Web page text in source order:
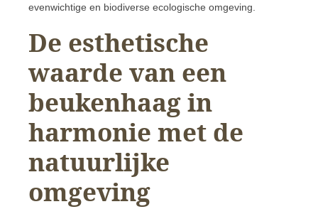
evenwichtige en biodiverse ecologische omgeving.
De esthetische
waarde van een
beukenhaag in
harmonie met de
natuurlijke
omgeving